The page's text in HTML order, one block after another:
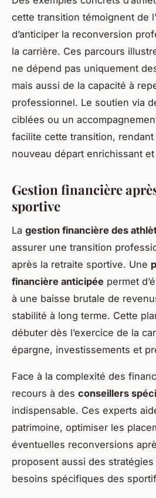
cette transition témoignent de
d’anticiper la reconversion
la carrière. Ces parcours
ne dépend pas uniquement
mais aussi de la capacité à
professionnel. Le soutien via
ciblées ou un
facilite cette transition,
nouveau départ enrichissant
Gestion financière
sportive
La gestion financière des
assurer une transition
après la retraite sportive. Une
financière anticipée permet
à une baisse brutale de
stabilité à long terme. Cette
débuter dès l’exercice de la
épargne, investissements et
Face à la complexité des
recours à des conseillers
indispensable. Ces experts
patrimoine, optimiser les
éventuelles reconversions
proposent aussi des stratégies
besoins spécifiques des